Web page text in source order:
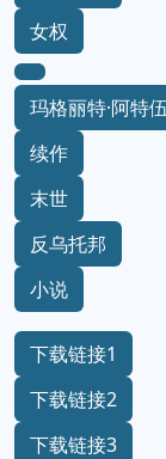
女权
玛格丽特·阿特
续作
末世
反乌托邦
小说
下载链接1
下载链接2
下载链接3